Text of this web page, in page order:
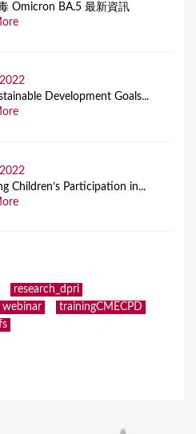
Omicron BA.5 最新資訊
Development Goals...
Children’s Participation in...
research_dpri
webinar
trainingCMECPD